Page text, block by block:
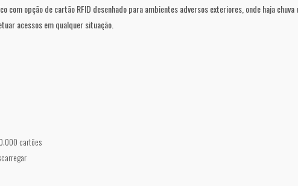
opção de cartão RFID desenhado para ambientes adversos exteriores, onde haja
acessos em qualquer situação.
cartões